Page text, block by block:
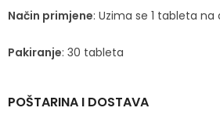
Način primjene: Uzima se 1 tableta na
Pakiranje: 30 tableta
POŠTARINA I DOSTAVA